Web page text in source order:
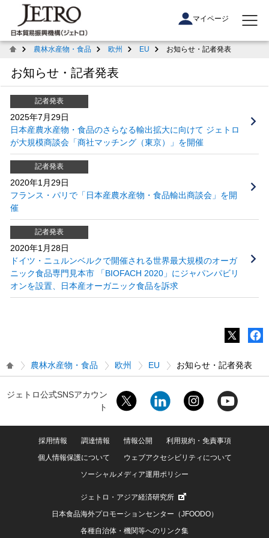
マイページ
農林水産物・食品 欧州 EU お知らせ・記者発表
お知らせ・記者発表
記者発表
2025年7月29日
日本産農水産物・食品のさらなる輸出拡大に向けて ジェトロ
が大規模商談会「商社マッチング（東京）」を開催
記者発表
2020年1月29日
フランス・パリで「日本産農水産物・食品輸出商談会」を開
催
記者発表
2020年1月28日
ドイツ・ニュルンベルクで開催される世界最大規模のオーガ
ニック食品専門見本市 「BIOFACH 2020」にジャパンパビリ
オンを設置、日本産オーガニック食品を訴求
農林水産物・食品 欧州 EU お知らせ・記者発表
ジェトロ公式SNSアカウン
ト
採用情報 調達情報 情報公開
利用規約・免責事項
個人情報保護について
ウェブアクセシビリティについて
ソーシャルメディア運用ポリシー
ジェトロ・アジア経済研究所
日本食品海外プロモーションセンター（JFOODO）
各種自治体・機関等へのリンク集